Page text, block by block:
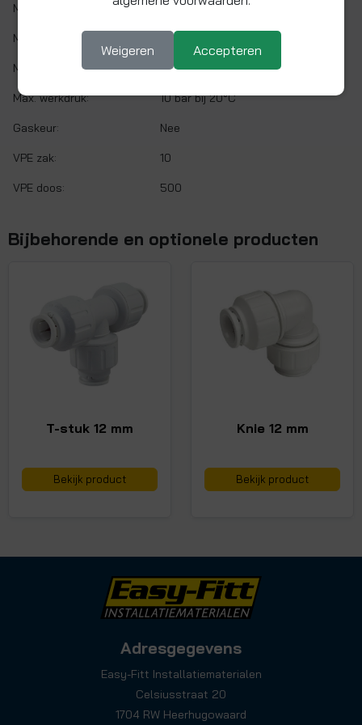
Materiaal: Messing (CW617N)
Min. werktemp.: 1 °C
Max. werktemp.: 90 °C
Max. werkdruk: 10 bar bij 20°C
Gaskeur: Nee
VPE zak: 10
VPE doos: 500
Bijbehorende en optionele producten
T-stuk 12 mm
Bekijk product
Knie 12 mm
Bekijk product
Adresgegevens
Easy-Fitt Installatiematerialen
Celsiusstraat 20
1704 RW Heerhugowaard
Weigeren Accepteren